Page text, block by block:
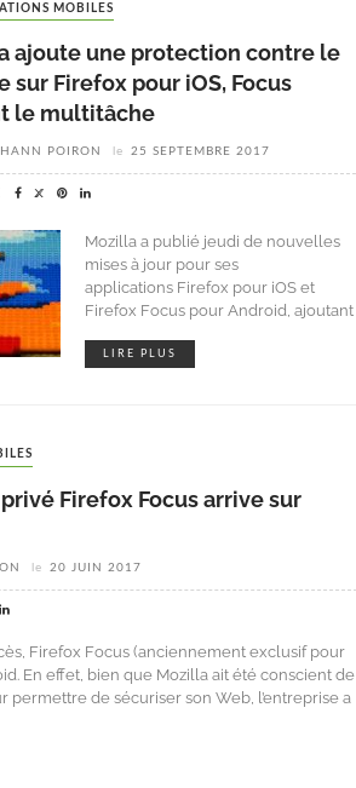
MOBILES
ajoute une protection contre le
sur Firefox pour iOS, Focus
le multitâche
POIRON le 25 SEPTEMBRE 2017
Mozilla a publié jeudi de nouvelles
mises à jour pour ses
applications Firefox pour iOS et
Firefox Focus pour Android, ajoutant
LIRE PLUS
Firefox Focus arrive sur
le 20 JUIN 2017
Firefox Focus (anciennement exclusif pour
En effet, bien que Mozilla ait été conscient de
permettre de sécuriser son Web, l’entreprise a